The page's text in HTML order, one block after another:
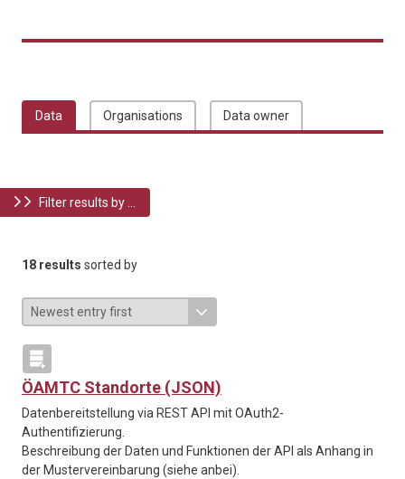
Data Organisations Data owner
Filter results by ...
18 results sorted by
ÖAMTC Standorte (JSON)
Datenbereitstellung via REST API mit OAuth2-
Authentifizierung.
Beschreibung der Daten und Funktionen der API als Anhang in
der Mustervereinbarung (siehe anbei).